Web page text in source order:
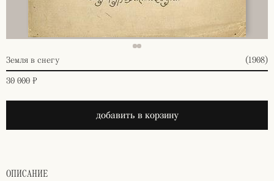
Земля в снегу
(1908)
30 000 ₽
добавить в корзину
ОПИСАНИЕ